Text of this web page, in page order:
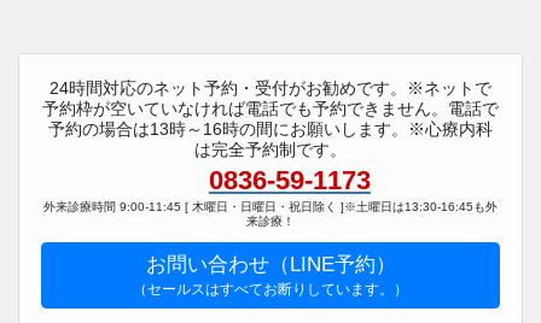
24時間対応のネット予約・受付がお勧めです。※ネットで
予約枠が空いていなければ電話でも予約できません。電話で
予約の場合は13時～16時の間にお願いします。※心療内科
は完全予約制です。
0836-59-1173
外来診療時間 9:00-11:45 [ 木曜日・日曜日・祝日除く ]※土曜日は13:30-16:45も外
来診療！
お問い合わせ（LINE予約）
（セールスはすべてお断りしています。）